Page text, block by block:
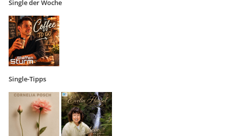
Single der Woche
Single-Tipps